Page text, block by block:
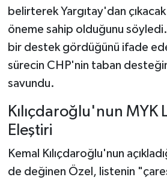
belirterek Yargıtay'dan
öneme sahip olduğunu
bir destek gördüğünü ifade
sürecin CHP'nin taban
savundu.
Kılıçdaroğlu'nun MYK
Eleştiri
Kemal Kılıçdaroğlu'nun
de değinen Özel, listenin